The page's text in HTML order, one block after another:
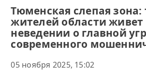
Тюменская слепая зона:
жителей области живет
неведении о главной
современного
05 ноября 2025, 15:02